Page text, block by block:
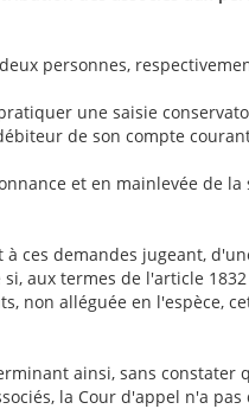
personnes,
une saisie
de son compte
et en mainlevée de
ces demandes jugeant,
aux termes de l'article
non alléguée en l'espèce,
ainsi, sans
la Cour d'appel n'a pas